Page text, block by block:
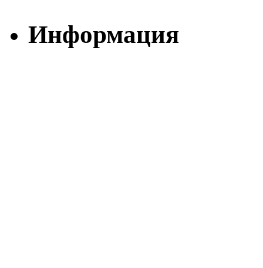
Информация